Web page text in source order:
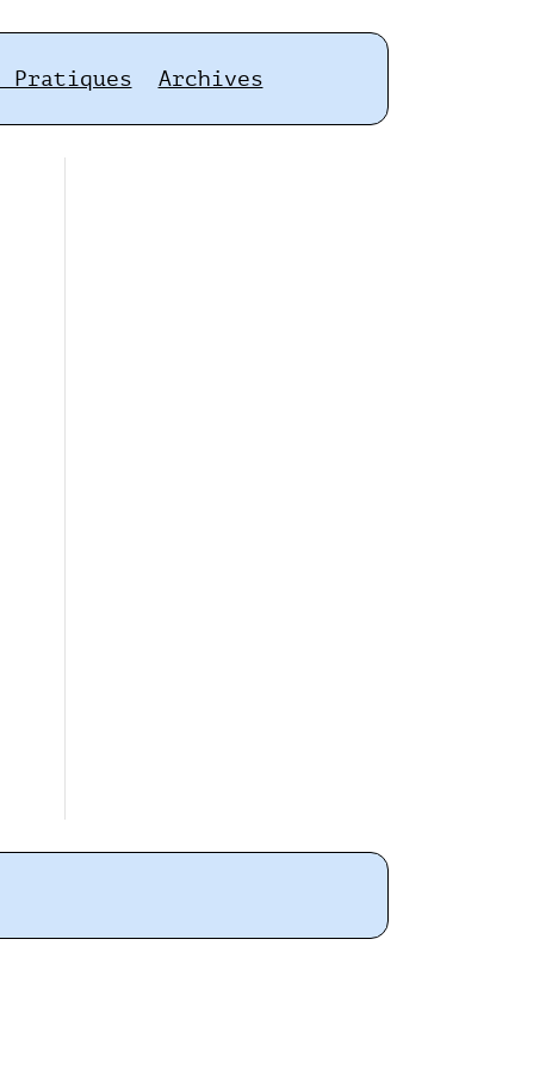
Pratiques Archives